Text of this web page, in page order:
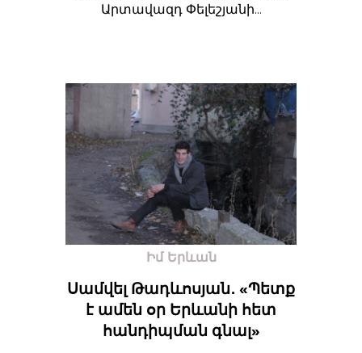
Արտավազդ Փելեշյանի...
Իմ Երևան
Սամվել Թադևոսյան․ «Պետք
է ամեն օր Երևանի հետ
հանդիպման գնալ»